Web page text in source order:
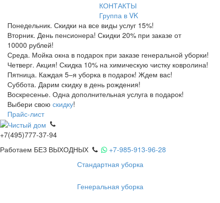
КОНТАКТЫ
Группа в VK
Понедельник. Скидки на все виды услуг 15%!
Вторник. День пенсионера! Скидки 20% при заказе от
10000 рублей!
Среда. Мойка окна в подарок при заказе генеральной уборки!
Четверг. Акция! Скидка 10% на химическую чистку ковролина!
Пятница. Каждая 5–я уборка в подарок! Ждем вас!
Суббота. Дарим скидку в день рождения!
Воскресенье. Одна дополнительная услуга в подарок!
Выбери свою скидку!
Прайс-лист
+7(495)777-37-94
Работаем БЕЗ ВЫХОДНЫХ
+7-985-913-96-28
Стандартная уборка
Генеральная уборка